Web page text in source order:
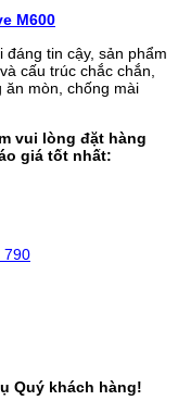
M600
tin cậy, sản phẩm
cấu trúc chắc chắn,
ăn mòn, chống mài
vui lòng đặt hàng
giá tốt nhất:
790
Quý khách hàng!